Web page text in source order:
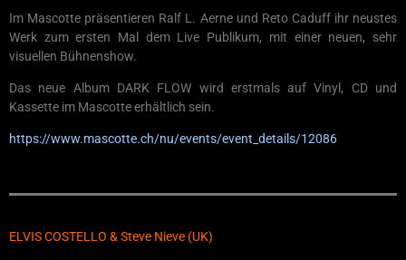
Im Mascotte präsentieren Ralf L. Aerne und Reto Caduff ihr neustes
Werk zum ersten Mal dem Live Publikum, mit einer neuen, sehr
visuellen Bühnenshow.
Das neue Album DARK FLOW wird erstmals auf Vinyl, CD und
Kassette im Mascotte erhältlich sein.
https://www.mascotte.ch/nu/events/event_details/12086
ELVIS COSTELLO & Steve Nieve (UK)